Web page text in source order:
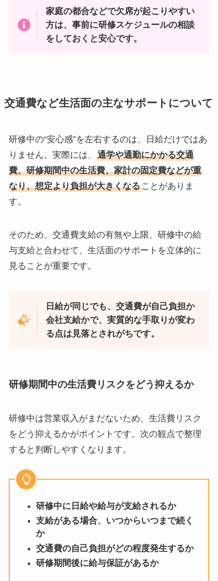
家庭の都合などで欠席が起こりやすい
方は、事前に研修スケジュールの相談
をしておくと安心です。
交通費など生活面の主なサポートについて
研修中の“安心感”を左右するのは、日給だけではあ
りません。実際には、 通学や通勤にかかる交通
費、研修期間中の生活費、家計の固定費などが重
なり、想定より負担が大きくなることがありま
す。
そのため、交通費支給の有無や上限、研修中の給
与支給と合わせて、生活面のサポートを立体的に
見ることが重要です。
日給が同じでも、交通費が自己負担か
会社支給かで、実質的な手取りが変わ
る点は見落とされがちです。
研修期間中の生活費リスクをどう抑えるか
研修中は営業収入がまだないため、生活費リスク
をどう抑えるかがポイントです。次の観点で整理
すると判断しやすくなります。
研修中に日給や給与が支給されるか
支給がある場合、いつからいつまで続く
か
交通費の自己負担がどの程度発生するか
研修期間後に給与保証があるか